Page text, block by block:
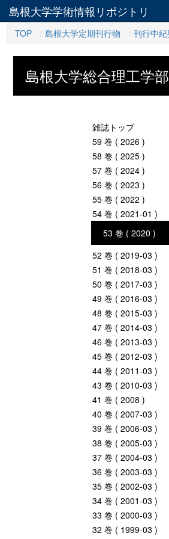
島根大学学術情報リポジトリ
TOP
島根大学定期刊行物 刊行中
島根大学総合理工学
雑誌トップ
59 巻 ( 2026 )
58 巻 ( 2025 )
57 巻 ( 2024 )
56 巻 ( 2023 )
55 巻 ( 2022 )
54 巻 ( 2021-01 )
53 巻 ( 2020 )
52 巻 ( 2019-03 )
51 巻 ( 2018-03 )
50 巻 ( 2017-03 )
49 巻 ( 2016-03 )
48 巻 ( 2015-03 )
47 巻 ( 2014-03 )
46 巻 ( 2013-03 )
45 巻 ( 2012-03 )
44 巻 ( 2011-03 )
43 巻 ( 2010-03 )
41 巻 ( 2008 )
40 巻 ( 2007-03 )
39 巻 ( 2006-03 )
38 巻 ( 2005-03 )
37 巻 ( 2004-03 )
36 巻 ( 2003-03 )
35 巻 ( 2002-03 )
34 巻 ( 2001-03 )
33 巻 ( 2000-03 )
32 巻 ( 1999-03 )